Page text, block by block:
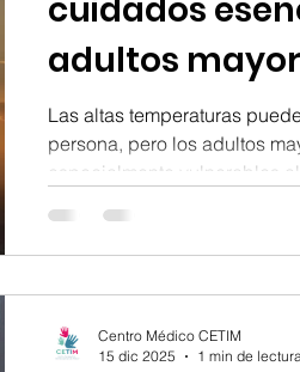
cuidados
adultos
Las altas temperaturas
persona, pero los adultos
especialmente vulnerables
fundamental tomar medidas
golpes de calor,
regular, aunque no
Centro Médico CETIM
15 dic 2025
1 min de